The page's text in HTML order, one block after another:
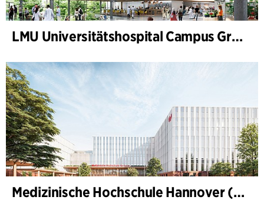
LMU Universitätshospital Campus Großhadern
Medizinische Hochschule Hannover (MHH)